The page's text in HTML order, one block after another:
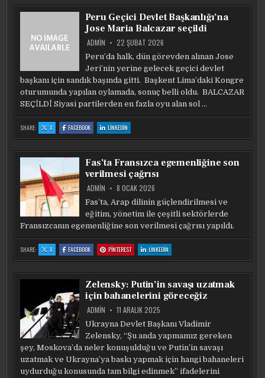
DAMGASI!
PROF.
BEŞTEPE’DEKI
KARŞILAMAYI
YORUMLADI:
‘REDDEDILEN
BILE
OLMADI
DAMGASI!
DR.
ERHAN
AFYONCU
KARŞILAMAYI
YORUMLADI:
‘REDDEDILEN
MIRAS’
TARTIŞMA
BILE
OLMADI
DAMGASI!
DR.
ERHAN
AFYONCU
KARŞILAMAYI
YORUMLADI:
‘REDDEDILEN
MIRAS’
TARTIŞMA
BILE
OLMADI
Peru Geçici Devlet Başkanlığı’na
Jose Maria Balcazar seçildi
ADMIN 22 ŞUBAT 2026
Peru’da halk, dün görevden alınan Jose
Jeri’nin yerine gelecek geçici devlet
başkanı için sandık başında gitti. Başkent Lima’daki Kongre
oturumunda yapılan oylamada, sonuç belli oldu. BALCAZAR
SEÇİLDİ Siyasi partilerden en fazla oyu alan sol …
SHARE: X:
PERU
GEÇICI
BAŞKANLIĞI’NA
JOSE
SEÇILDI
FACEBOOK:
PERU
GEÇICI
BAŞKANLIĞI’NA
MARIA
BALCAZAR
SEÇILDI
LINKEDIN
PERU
GEÇICI
BAŞKANLIĞI’NA
MARIA
BALCAZAR
SEÇILDI
Fas’ta Fransızca egemenliğine son
verilmesi çağrısı
ADMIN 8 OCAK 2026
Fas’ta, Arap dilinin güçlendirilmesi ve
eğitim, yönetim ile çeşitli sektörlerde
Fransızcanın egemenliğine son verilmesi çağrısı yapıldı.
SHARE: X:
FAS’TA
FRANSIZCA
SON
VERILMESI
FACEBOOK:
FAS’TA
FRANSIZCA
SON
ÇAĞRISI
PINTEREST:
FAS’TA
FRANSIZCA
SON
ÇAĞRISI
LINKEDIN
FAS’TA
FRANSIZCA
SON
ÇAĞRISI
Zelensky: Putin’in savaşı uzatmak
için bahanelerini göreceğiz
ADMIN 11 ARALIK 2025
Ukrayna Devlet Başkanı Vladimir
Zelensky, “Şu anda yapmamız gereken
şey, Moskova’da neler konuşulduğu ve Putin’in savaşı
uzatmak ve Ukrayna’ya baskı yapmak için hangi bahaneleri
uydurduğu konusunda tam bilgi edinmek” ifadelerini